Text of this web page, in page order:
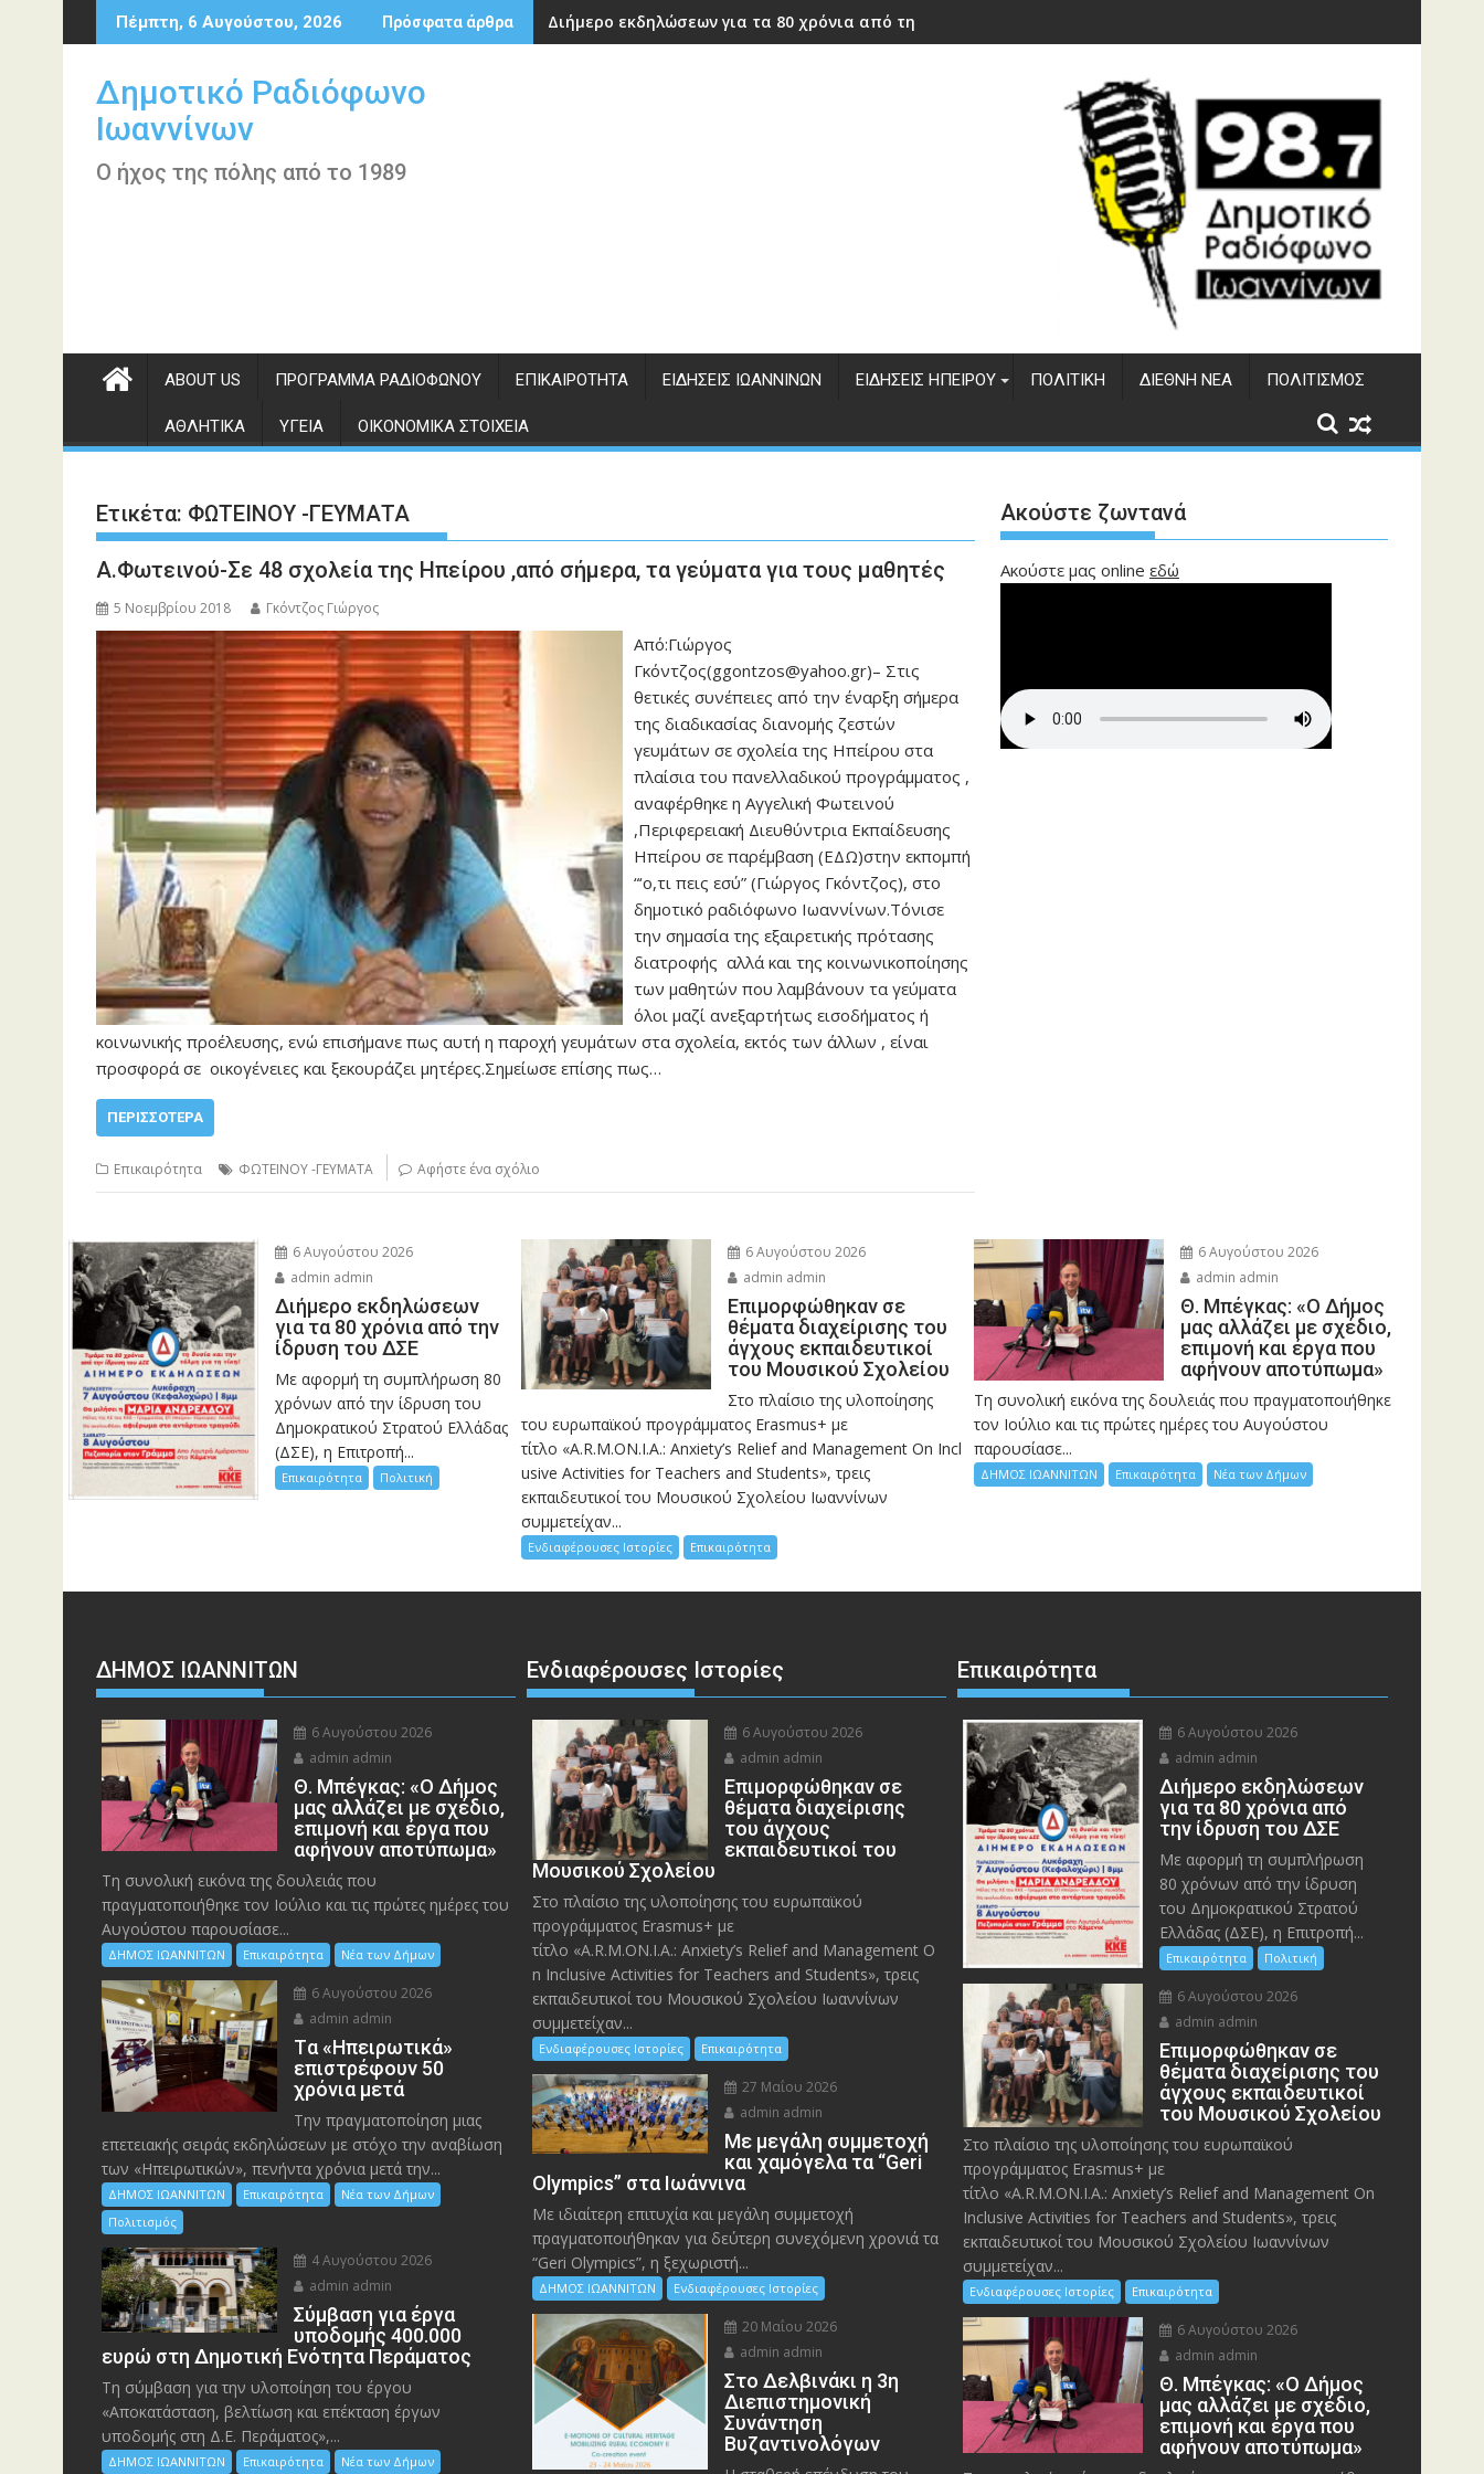
Περάστε
στο
Πέμπτη, 6 Αυγούστου, 2026 Πρόσφατα άρθρα Διήμερο εκδηλώσεων για τα 80 χρόνια από την ίδρυση του ΔΣΕ
Δημοτικό Ραδιόφωνο
Ιωαννίνων
Ο ήχος της πόλης από το 1989
ABOUT US ΠΡΌΓΡΑΜΜΑ ΡΑΔΙΟΦΏΝΟΥ ΕΠΙΚΑΙΡΌΤΗΤΑ ΕΙΔΉΣΕΙΣ ΙΩΑΝΝΊΝΩΝ ΕΙΔΉΣΕΙΣ ΗΠΕΊΡΟΥ ΠΟΛΙΤΙΚΉ ΔΙΕΘΝΉ ΝΈΑ ΠΟΛΙΤΙΣΜΌΣ
ΑΘΛΗΤΙΚΆ ΥΓΕΊΑ ΟΙΚΟΝΟΜΙΚΆ ΣΤΟΙΧΕΊΑ
Ετικέτα: ΦΩΤΕΙΝΟΥ -ΓΕΥΜΑΤΑ
Α.Φωτεινού-Σε 48 σχολεία της Ηπείρου ,από σήμερα, τα γεύματα για τους μαθητές
5 Νοεμβρίου 2018 Γκόντζος Γιώργος
Από:Γιώργος
Γκόντζος(ggontzos@yahoo.gr)– Στις
θετικές συνέπειες από την έναρξη σήμερα
της διαδικασίας διανομής ζεστών
γευμάτων σε σχολεία της Ηπείρου στα
πλαίσια του πανελλαδικού προγράμματος ,
αναφέρθηκε η Αγγελική Φωτεινού
,Περιφερειακή Διευθύντρια Εκπαίδευσης
Ηπείρου σε παρέμβαση (ΕΔΩ)στην εκπομπή
“‘ο,τι πεις εσύ” (Γιώργος Γκόντζος), στο
δημοτικό ραδιόφωνο Ιωαννίνων.Τόνισε
την σημασία της εξαιρετικής πρότασης
διατροφής αλλά και της κοινωνικοποίησης
των μαθητών που λαμβάνουν τα γεύματα
όλοι μαζί ανεξαρτήτως εισοδήματος ή
κοινωνικής προέλευσης, ενώ επισήμανε πως αυτή η παροχή γευμάτων στα σχολεία, εκτός των άλλων , είναι
προσφορά σε οικογένειες και ξεκουράζει μητέρες.Σημείωσε επίσης πως…
ΠΕΡΙΣΣΌΤΕΡΑ
Επικαιρότητα ΦΩΤΕΙΝΟΥ -ΓΕΥΜΑΤΑ Αφήστε ένα σχόλιο
Ακούστε ζωντανά
Ακούστε μας online εδώ
6 Αυγούστου 2026
admin admin
Διήμερο εκδηλώσεων
για τα 80 χρόνια από την
ίδρυση του ΔΣΕ
Με αφορμή τη συμπλήρωση 80
χρόνων από την ίδρυση του
Δημοκρατικού Στρατού Ελλάδας
(ΔΣΕ), η Επιτροπή...
Επικαιρότητα Πολιτική
6 Αυγούστου 2026
admin admin
Eπιμορφώθηκαν σε
θέματα διαχείρισης του
άγχους εκπαιδευτικοί
του Μουσικού Σχολείου
Στο πλαίσιο της υλοποίησης
του ευρωπαϊκού προγράμματος Erasmus+ με
τίτλο «A.R.M.ON.I.A.: Anxiety’s Relief and Management On Incl
usive Activities for Teachers and Students», τρεις
εκπαιδευτικοί του Μουσικού Σχολείου Ιωαννίνων
συμμετείχαν...
Ενδιαφέρουσες Ιστορίες Επικαιρότητα
6 Αυγούστου 2026
admin admin
Θ. Μπέγκας: «Ο Δήμος
μας αλλάζει με σχέδιο,
επιμονή και έργα που
αφήνουν αποτύπωμα»
Τη συνολική εικόνα της δουλειάς που πραγματοποιήθηκε
τον Ιούλιο και τις πρώτες ημέρες του Αυγούστου
παρουσίασε...
ΔΗΜΟΣ ΙΩΑΝΝΙΤΩΝ Επικαιρότητα Νέα των Δήμων
ΔΗΜΟΣ ΙΩΑΝΝΙΤΩΝ
6 Αυγούστου 2026
admin admin
Θ. Μπέγκας: «Ο Δήμος
μας αλλάζει με σχέδιο,
επιμονή και έργα που
αφήνουν αποτύπωμα»
Τη συνολική εικόνα της δουλειάς που
πραγματοποιήθηκε τον Ιούλιο και τις πρώτες ημέρες του
Αυγούστου παρουσίασε...
ΔΗΜΟΣ ΙΩΑΝΝΙΤΩΝ Επικαιρότητα Νέα των Δήμων
6 Αυγούστου 2026
admin admin
Tα «Ηπειρωτικά»
επιστρέφουν 50
χρόνια μετά
Την πραγματοποίηση μιας
επετειακής σειράς εκδηλώσεων με στόχο την αναβίωση
των «Ηπειρωτικών», πενήντα χρόνια μετά την...
ΔΗΜΟΣ ΙΩΑΝΝΙΤΩΝ Επικαιρότητα
Νέα των Δήμων
Πολιτισμός
4 Αυγούστου 2026
admin admin
Σύμβαση για έργα
υποδομής 400.000
ευρώ στη Δημοτική Ενότητα Περάματος
Τη σύμβαση για την υλοποίηση του έργου
«Αποκατάσταση, βελτίωση και επέκταση έργων
υποδομής στη Δ.Ε. Περάματος»,...
ΔΗΜΟΣ ΙΩΑΝΝΙΤΩΝ Επικαιρότητα Νέα των Δήμων
Ενδιαφέρουσες Ιστορίες
6 Αυγούστου 2026
admin admin
Eπιμορφώθηκαν σε
θέματα διαχείρισης
του άγχους
εκπαιδευτικοί του
Μουσικού Σχολείου
Στο πλαίσιο της υλοποίησης του ευρωπαϊκού
προγράμματος Erasmus+ με
τίτλο «A.R.M.ON.I.A.: Anxiety’s Relief and Management O
n Inclusive Activities for Teachers and Students», τρεις
εκπαιδευτικοί του Μουσικού Σχολείου Ιωαννίνων
συμμετείχαν...
Ενδιαφέρουσες Ιστορίες Επικαιρότητα
27 Μαΐου 2026
admin admin
Με μεγάλη συμμετοχή
και χαμόγελα τα “Geri
Olympics” στα Ιωάννινα
Με ιδιαίτερη επιτυχία και μεγάλη συμμετοχή
πραγματοποιήθηκαν για δεύτερη συνεχόμενη χρονιά τα
“Geri Olympics”, η ξεχωριστή...
ΔΗΜΟΣ ΙΩΑΝΝΙΤΩΝ Ενδιαφέρουσες Ιστορίες
20 Μαΐου 2026
admin admin
Στο Δελβινάκι η 3η
Διεπιστημονική
Συνάντηση
Βυζαντινολόγων
Επικαιρότητα
6 Αυγούστου 2026
admin admin
Διήμερο εκδηλώσεων
για τα 80 χρόνια από
την ίδρυση του ΔΣΕ
Με αφορμή τη συμπλήρωση
80 χρόνων από την ίδρυση
του Δημοκρατικού Στρατού
Ελλάδας (ΔΣΕ), η Επιτροπή...
Επικαιρότητα Πολιτική
6 Αυγούστου 2026
admin admin
Eπιμορφώθηκαν σε
θέματα διαχείρισης του
άγχους εκπαιδευτικοί
του Μουσικού Σχολείου
Στο πλαίσιο της υλοποίησης του ευρωπαϊκού
προγράμματος Erasmus+ με
τίτλο «A.R.M.ON.I.A.: Anxiety’s Relief and Management On
Inclusive Activities for Teachers and Students», τρεις
εκπαιδευτικοί του Μουσικού Σχολείου Ιωαννίνων
συμμετείχαν...
Ενδιαφέρουσες Ιστορίες Επικαιρότητα
6 Αυγούστου 2026
admin admin
Θ. Μπέγκας: «Ο Δήμος
μας αλλάζει με σχέδιο,
επιμονή και έργα που
αφήνουν αποτύπωμα»